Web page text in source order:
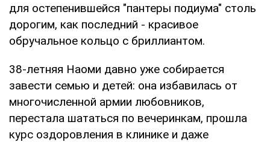
для остепенившейся "пантеры подиума" столь
дорогим, как последний - красивое
обручальное кольцо с бриллиантом.
38-летняя Наоми давно уже собирается
завести семью и детей: она избавилась от
многочисленной армии любовников,
перестала шататься по вечеринкам, прошла
курс оздоровления в клинике и даже